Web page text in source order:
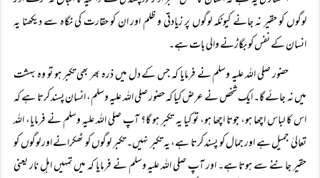
لوگوں کو حقیر نہ جانے کیونکہ لوگوں پر زیادتی و ظلم اور ان کو حقارت کی نگاہ سے دیکھنا یہ
انسان کے نفس کو بگاڑنے والی بات ہے۔
حضور صلی اللہ علیہ وسلم نے فرمایا کہ جس کے دل میں ذرہ بھر بھی تکبر ہو تو وہ بہشت
میں نہ جائے گا۔ ایک شخص نے عرض کیا کہ حضور صلی اللہ علیہ وسلم، انسان پسند کرتا ہے کہ
اس کا لباس اچھا ہو، جوتا اچھا ہو، تو کیا یہ تکبر ہو گا؟ آپ صلی اللہ علیہ وسلم نے فرمایا، اللہ
تعالیٰ جمیل ہے اور جمال کو پسند کرتا ہے، یہ تکبر نہیں۔ تکبر لوگوں کو ٹھکرانے اور لوگوں کو
حقیر جاننے سے ہوتا ہے۔ اور آپ صلی اللہ علیہ وسلم نے فرمایا کہ میں تمہیں اہلِ نار یعنی